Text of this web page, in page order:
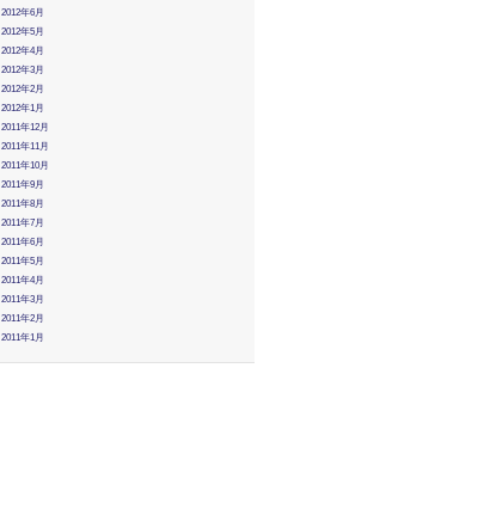
2012年6月
2012年5月
2012年4月
2012年3月
2012年2月
2012年1月
2011年12月
2011年11月
2011年10月
2011年9月
2011年8月
2011年7月
2011年6月
2011年5月
2011年4月
2011年3月
2011年2月
2011年1月